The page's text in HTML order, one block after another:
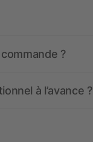
?
à l’avance ?